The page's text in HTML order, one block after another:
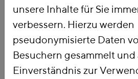
unsere Inhalte für Sie
verbessern. Hierzu werden
pseudonymisierte Daten
Besuchern gesammelt
Einverständnis zur